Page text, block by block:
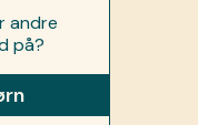
andre
på?